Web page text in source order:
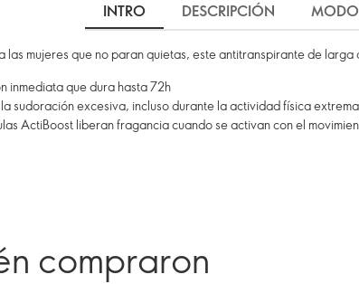
INTRO DESCRIPCIÓN MODO
las mujeres que no paran quietas, este antitranspirante de
inmediata que dura hasta 72h
sudoración excesiva, incluso durante la actividad física extrema
ActiBoost liberan fragancia cuando se activan con el
compraron